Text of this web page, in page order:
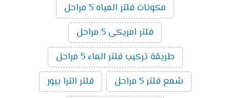
مكونات فلتر المياه 5 مراحل
فلتر امريكى 5 مراحل
طريقة تركيب فلتر الماء 5 مراحل
شمع فلتر 5 مراحل
فلتر الترا بيور